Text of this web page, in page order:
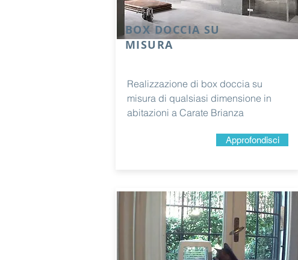
BOX DOCCIA SU
MISURA
Realizzazione di box doccia su
misura di qualsiasi dimensione in
abitazioni a Carate Brianza
Approfondisci